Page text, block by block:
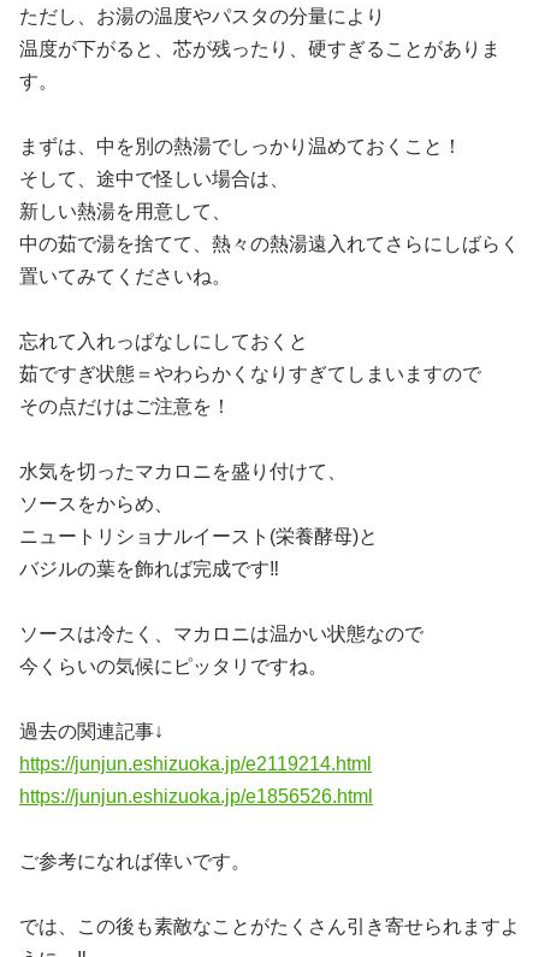
ただし、お湯の温度やパスタの分量により
温度が下がると、芯が残ったり、硬すぎることがありま
す。
まずは、中を別の熱湯でしっかり温めておくこと！
そして、途中で怪しい場合は、
新しい熱湯を用意して、
中の茹で湯を捨てて、熱々の熱湯遠入れてさらにしばらく
置いてみてくださいね。
忘れて入れっぱなしにしておくと
茹ですぎ状態＝やわらかくなりすぎてしまいますので
その点だけはご注意を！
水気を切ったマカロニを盛り付けて、
ソースをからめ、
ニュートリショナルイースト(栄養酵母)と
バジルの葉を飾れば完成です‼️
ソースは冷たく、マカロニは温かい状態なので
今くらいの気候にピッタリですね。
過去の関連記事↓
https://junjun.eshizuoka.jp/e2119214.html
https://junjun.eshizuoka.jp/e1856526.html
ご参考になれば倖いです。
では、この後も素敵なことがたくさん引き寄せられますよ